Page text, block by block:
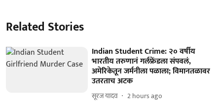
Related Stories
Indian Student Crime: २० वर्षीय
भारतीय तरुणानं गर्लफ्रेंडला संपवलं,
अमेरिकेतून जर्मनीला पळाला; विमानतळावर
उतरताच अटक
सूरज यादव 2 hours ago